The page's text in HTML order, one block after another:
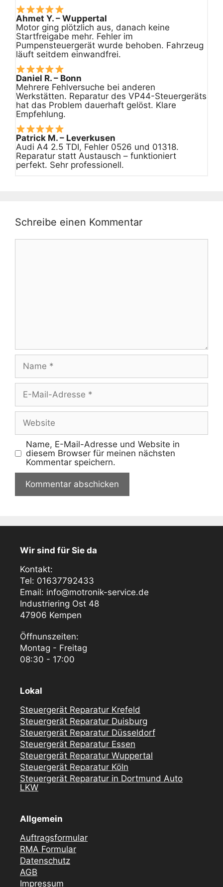
Ahmet Y. – Wuppertal
Motor ging plötzlich aus, danach keine
Startfreigabe mehr. Fehler im
Pumpensteuergerät wurde behoben. Fahrzeug
läuft seitdem einwandfrei.
Daniel R. – Bonn
Mehrere Fehlversuche bei anderen
Werkstätten. Reparatur des VP44-Steuergeräts
hat das Problem dauerhaft gelöst. Klare
Empfehlung.
Patrick M. – Leverkusen
Audi A4 2.5 TDI, Fehler 0526 und 01318.
Reparatur statt Austausch – funktioniert
perfekt. Sehr professionell.
Schreibe einen Kommentar
Mail-
Adresse
Name, E-Mail-Adresse und Website in
diesem Browser für meinen nächsten
Kommentar speichern.
Wir sind für Sie da
Kontakt:
Tel: 01637792433
Email: info@motronik-service.de
Industriering Ost 48
47906 Kempen
Öffnunszeiten:
Montag - Freitag
08:30 - 17:00
Lokal
Steuergerät Reparatur Krefeld
Steuergerät Reparatur Duisburg
Steuergerät Reparatur Düsseldorf
Steuergerät Reparatur Essen
Steuergerät Reparatur Wuppertal
Steuergerät Reparatur Köln
Steuergerät Reparatur in Dortmund Auto
LKW
Allgemein
Auftragsformular
RMA Formular
Datenschutz
AGB
Impressum